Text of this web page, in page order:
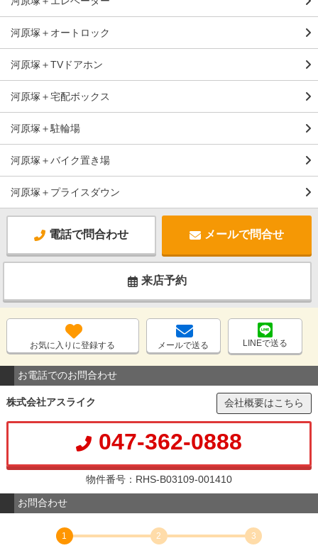
河原塚＋オートロック
河原塚＋TVドアホン
河原塚＋宅配ボックス
河原塚＋駐輪場
河原塚＋バイク置き場
河原塚＋プライスダウン
電話で問合わせ メールで問合せ
来店予約
お気に入りに登録する メールで送る LINEで送る
お電話でのお問合わせ
株式会社アスライク 会社概要はこちら
047-362-0888
物件番号：RHS-B03109-001410
お問合わせ
1
2
3